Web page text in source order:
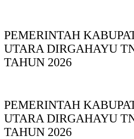
PEMERINTAH
UTARA DIRGAHAYU
TAHUN 2026
PEMERINTAH
UTARA DIRGAHAYU
TAHUN 2026